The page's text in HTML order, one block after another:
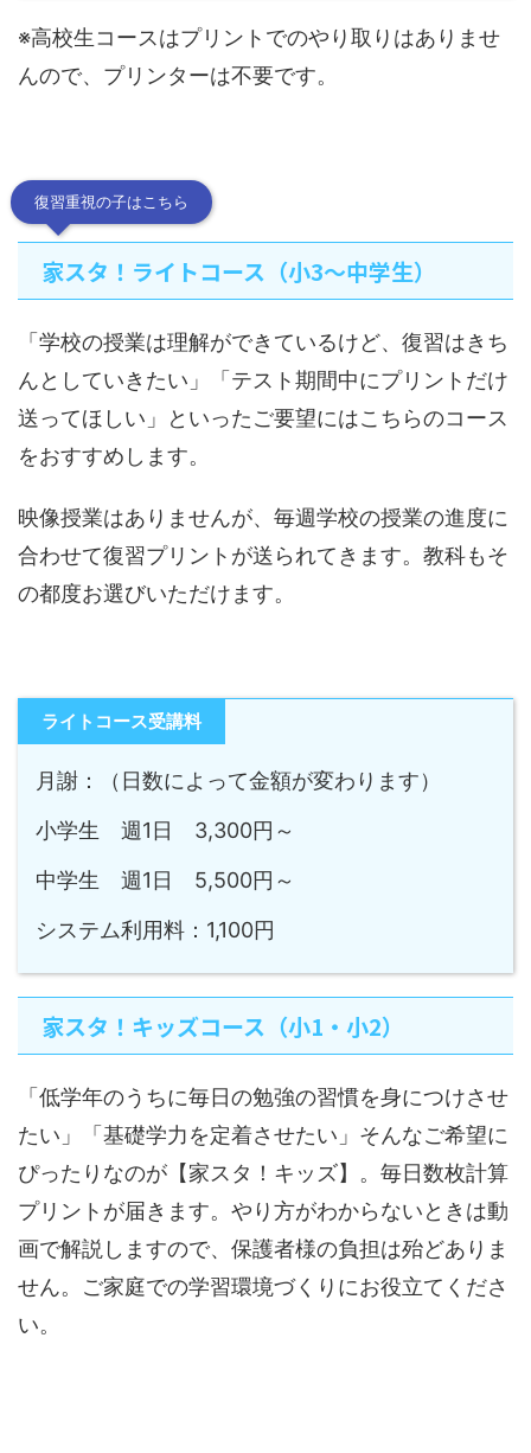
※高校生コースはプリントでのやり取りはありませ
んので、プリンターは不要です。
復習重視の子はこちら
家スタ！ライトコース（小3～中学生）
「学校の授業は理解ができているけど、復習はきち
んとしていきたい」「テスト期間中にプリントだけ
送ってほしい」といったご要望にはこちらのコース
をおすすめします。
映像授業はありませんが、毎週学校の授業の進度に
合わせて復習プリントが送られてきます。教科もそ
の都度お選びいただけます。
ライトコース受講料
月謝：（日数によって金額が変わります）
小学生 週1日 3,300円～
中学生 週1日 5,500円～
システム利用料：1,100円
家スタ！キッズコース（小1・小2）
「低学年のうちに毎日の勉強の習慣を身につけさせ
たい」「基礎学力を定着させたい」そんなご希望に
ぴったりなのが【家スタ！キッズ】。毎日数枚計算
プリントが届きます。やり方がわからないときは動
画で解説しますので、保護者様の負担は殆どありま
せん。ご家庭での学習環境づくりにお役立てくださ
い。